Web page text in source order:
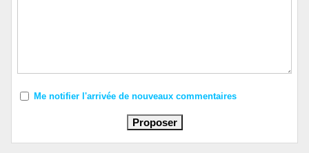
Me notifier l'arrivée de nouveaux commentaires